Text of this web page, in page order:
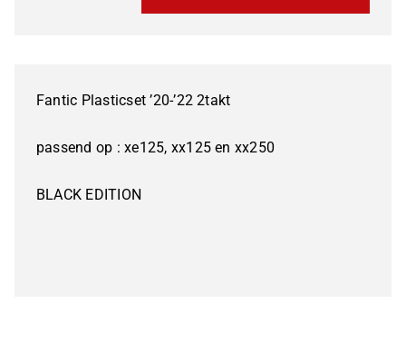
2takt
Enduro
Edition
Fantic Plasticset ’20-’22 2takt
passend op : xe125, xx125 en xx250
BLACK EDITION